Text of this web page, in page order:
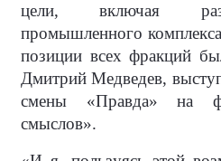
цели, включая
промышленного
позиции всех фракций
Дмитрий Медведев,
смены «Правда» на
смыслов».